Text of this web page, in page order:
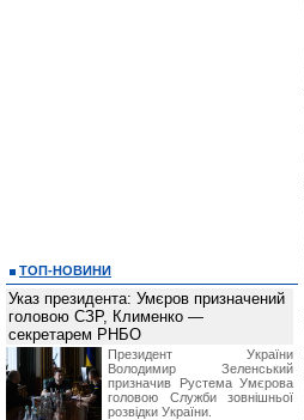
ТОП-НОВИНИ
Указ президента: Умєров призначений
головою СЗР, Клименко —
секретарем РНБО
Президент України
Володимир Зеленський
призначив Pустема Умєрова
головою Служби зовнішньої
розвідки України.